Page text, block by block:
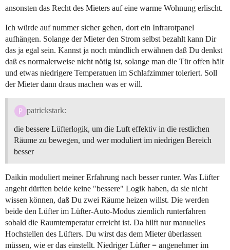
ansonsten das Recht des Mieters auf eine warme Wohnung erlischt.
Ich würde auf nummer sicher gehen, dort ein Infrarotpanel
aufhängen. Solange der Mieter den Strom selbst bezahlt kann Dir
das ja egal sein. Kannst ja noch mündlich erwähnen daß Du denkst
daß es normalerweise nicht nötig ist, solange man die Tür offen hält
und etwas niedrigere Temperatuen im Schlafzimmer toleriert. Soll
der Mieter dann draus machen was er will.
patrickstark:
die bessere Lüfterlogik, um die Luft effektiv in die restlichen
Räume zu bewegen, und wer moduliert im niedrigen Bereich
besser
Daikin moduliert meiner Erfahrung nach besser runter. Was Lüfter
angeht dürften beide keine "bessere" Logik haben, da sie nicht
wissen können, daß Du zwei Räume heizen willst. Die werden
beide den Lüfter im Lüfter-Auto-Modus ziemlich runterfahren
sobald die Raumtemperatur erreicht ist. Da hilft nur manuelles
Hochstellen des Lüfters. Du wirst das dem Mieter überlassen
müssen, wie er das einstellt. Niedriger Lüfter = angenehmer im